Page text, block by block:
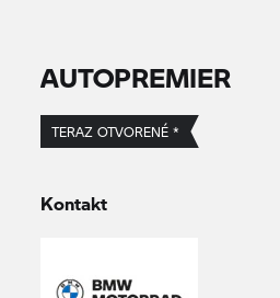
AUTOPREMIER
TERAZ OTVORENÉ *
Kontakt